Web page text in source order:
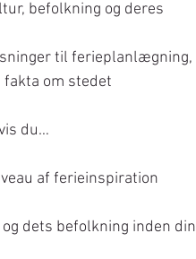
befolkning og deres
til ferieplanlægning,
om stedet
du…
af ferieinspiration
dets befolkning inden din